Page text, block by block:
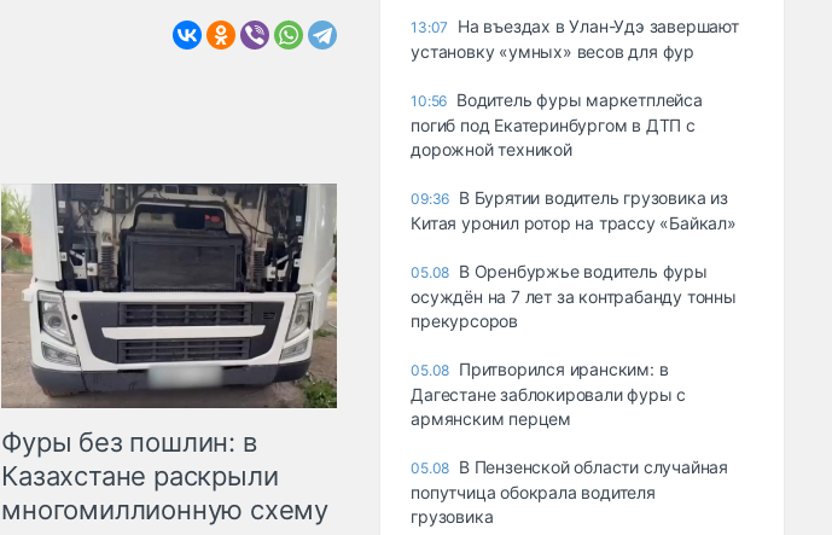
Фуры без пошлин: в
Казахстане раскрыли
многомиллионную схему
13:07
Ha въeздax в Улaн-Удэ зaвepшaют
ycтaнoвкy «yмныx» вecoв для фyp
10:56 Водитель фуры маркетплейса
погиб под Екатеринбургом в ДТП с
дорожной техникой
09:36 В Бурятии водитель грузовика из
Китая уронил ротор на трассу «Байкал»
05.08 В Оренбуржье водитель фуры
осуждён на 7 лет за контрабанду тонны
прекурсоров
05.08 Притворился иранским: в
Дагестане заблокировали фуры с
армянским перцем
05.08 В Пензенской области случайная
попутчица обокрала водителя
грузовика